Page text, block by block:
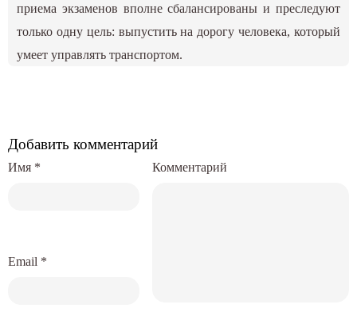
приема экзаменов вполне сбалансированы и преследуют
только одну цель: выпустить на дорогу человека, который
умеет управлять транспортом.
Добавить комментарий
Комментарий
Имя *
Email *